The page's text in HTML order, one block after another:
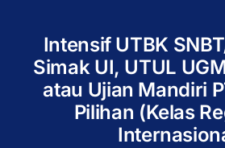
Intensif UTBK
Simak UI, UTUL
atau Ujian Mandiri
Pilihan (Kelas